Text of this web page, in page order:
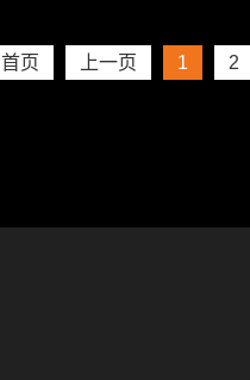
首页 上一页 1 2